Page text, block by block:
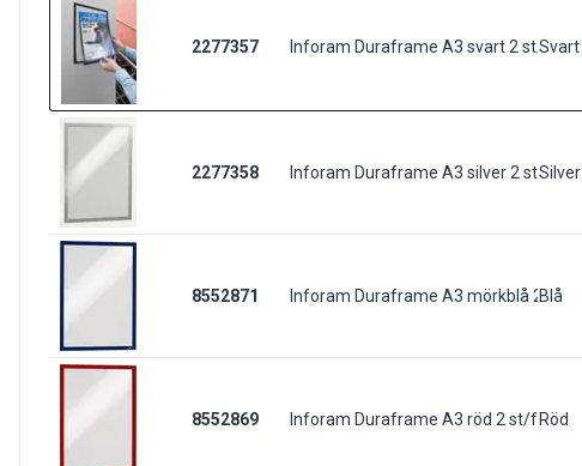
2277357 Inforam Duraframe A3 svart 2 st/fpSvart
2277358 Inforam Duraframe A3 silver 2 st/fpSilver
8552871 Inforam Duraframe A3 mörkblå 2 st/fp
Blå
8552869 Inforam Duraframe A3 röd 2 st/fpRöd